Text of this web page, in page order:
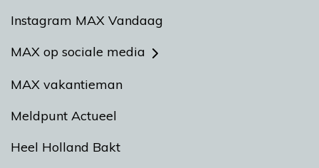
Instagram MAX Vandaag
MAX op sociale media
MAX vakantieman
Meldpunt Actueel
Heel Holland Bakt